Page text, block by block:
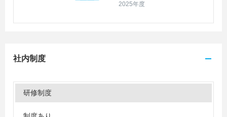
2025年度
社内制度
研修制度